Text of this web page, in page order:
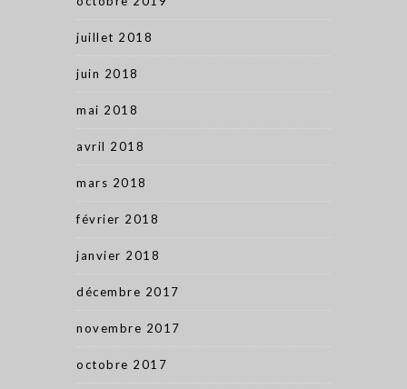
juillet 2018
juin 2018
mai 2018
avril 2018
mars 2018
février 2018
janvier 2018
décembre 2017
novembre 2017
octobre 2017